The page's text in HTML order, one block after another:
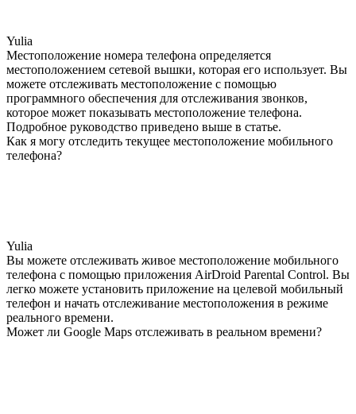
Yulia
Местоположение номера телефона определяется
местоположением сетевой вышки, которая его использует. Вы
можете отслеживать местоположение с помощью
программного обеспечения для отслеживания звонков,
которое может показывать местоположение телефона.
Подробное руководство приведено выше в статье.
Как я могу отследить текущее местоположение мобильного
телефона?
Yulia
Вы можете отслеживать живое местоположение мобильного
телефона с помощью приложения AirDroid Parental Control. Вы
легко можете установить приложение на целевой мобильный
телефон и начать отслеживание местоположения в режиме
реального времени.
Может ли Google Maps отслеживать в реальном времени?